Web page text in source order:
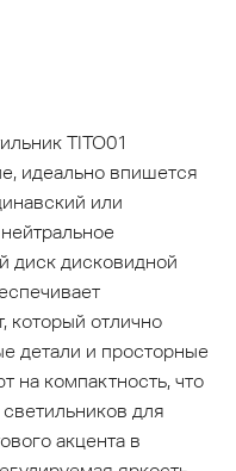
TITO01
идеально впишется
или
диск дисковидной
который отлично
детали и просторные
на компактность, что
для
акцента в